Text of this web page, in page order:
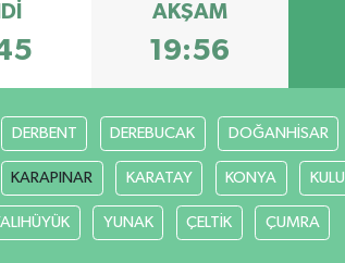
AKŞAM
19:56
DERBENT DEREBUCAK DOĞANHİSAR
KARAPINAR KARATAY KONYA KULU
YUNAK ÇELTİK ÇUMRA